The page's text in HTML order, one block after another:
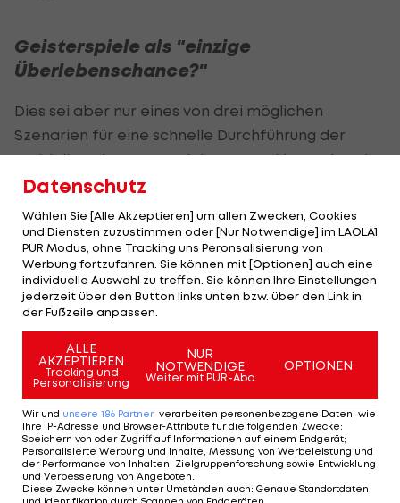
Geisterspiele als "einzige
Überlebenschance?"
Dies sei aber nur eines von drei möglichen
Szenarien für eine schnelle Durchführung der
verbleibenden neun Spieltage. Denkbar sei auch,
dass die Spielzeit mit Partien in ganz kurzer
Abfolge innerhalb von nur 16 Tagen zu Ende
gebracht wird, heißt es in dem Bericht. Auch eine
Serie englischer Wochen mit nur wenigen Tagen
Pause zwischen den Partien sei eine der Optionen.
Die Bundesligisten wollen die derzeit
unterbrochene Saison, wenn irgendwie möglich,
zu Ende spielen, um weiter auf TV-Einnahmen und
Sponsorengelder bauen zu können. Die
Wiederaufnahme des Spielbetriebs wird aller
Voraussicht nach zunächst nur in leeren Stadien
möglich sein.
Datenschutz
Wählen Sie [Alle Akzeptieren] um allen Zwecken, Cookies
und Diensten zuzustimmen oder [Nur Notwendige] im LAOLA1
PUR Modus, ohne Tracking uns Peronsalisierung von
Werbung fortzufahren. Sie können mit [Optionen] auch eine
individuelle Auswahl zu treffen. Sie können Ihre Einstellungen
jederzeit über den Button links unten bzw. über den Link in
der Fußzeile anpassen.
ALLE
AKZEPTIEREN
Tracking und
Personalisierung
NUR
NOTWENDIGE
Weiter mit PUR-Abo
OPTIONEN
Wir und unsere 186 Partner verarbeiten personenbezogene Daten, wie
Ihre IP-Adresse und Browser-Attribute für die folgenden Zwecke:
Speichern von oder Zugriff auf Informationen auf einem Endgerät;
Personalisierte Werbung und Inhalte, Messung von Werbeleistung und
der Performance von Inhalten, Zielgruppenforschung sowie Entwicklung
und Verbesserung von Angeboten
Diese Zwecke können unter Umständen auch: Genaue Standortdaten